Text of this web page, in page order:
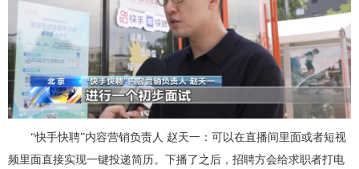
“快手快聘”内容营销负责人 赵天一：可以在直播间里面或者短视
频里面直接实现一键投递简历。下播了之后，招聘方会给求职者打电